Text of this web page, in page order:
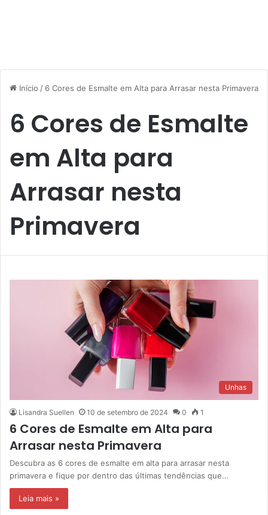
Início / 6 Cores de Esmalte em Alta para Arrasar nesta Primavera
6 Cores de Esmalte
em Alta para
Arrasar nesta
Primavera
Unhas
Lisandra Suellen 10 de setembro de 2024 0 1
6 Cores de Esmalte em Alta para
Arrasar nesta Primavera
Descubra as 6 cores de esmalte em alta para arrasar nesta
primavera e fique por dentro das últimas tendências que…
Leia mais »